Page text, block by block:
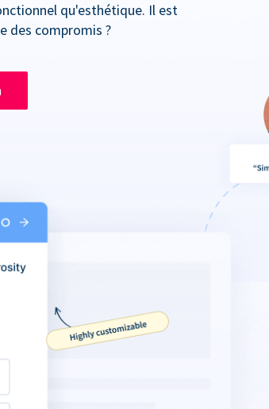
qu'esthétique. Il est
des compromis ?